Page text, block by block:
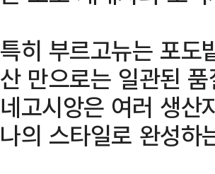
특히 부르고뉴는 포도
산 만으로는 일관된
네고시앙은 여러 생산
나의 스타일로 완성하